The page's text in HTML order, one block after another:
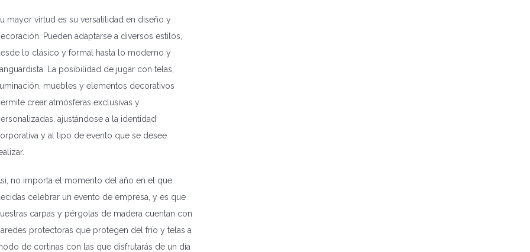
mayor virtud es su versatilidad en diseño y
Pueden adaptarse a diversos estilos,
lo clásico y formal hasta lo moderno y
La posibilidad de jugar con telas,
muebles y elementos decorativos
crear atmósferas exclusivas y
ajustándose a la identidad
y al tipo de evento que se desee
no importa el momento del año en el que
celebrar un evento de empresa, y es que
carpas y pérgolas de madera cuentan con
protectoras que protegen del frío y telas a
de cortinas con las que disfrutarás de un día